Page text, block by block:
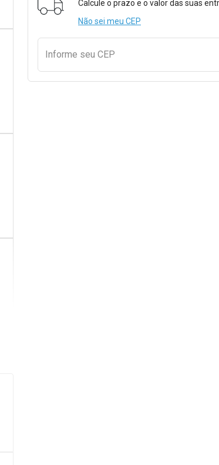
Calcule o prazo e o valor das suas
Não sei meu CEP
Informe seu CEP